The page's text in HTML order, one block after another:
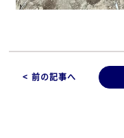
< 前の記事へ